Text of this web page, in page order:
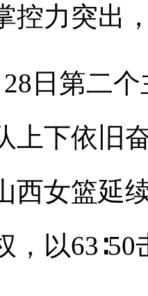
控力突出
日第二
上下依旧
西女篮延
，以